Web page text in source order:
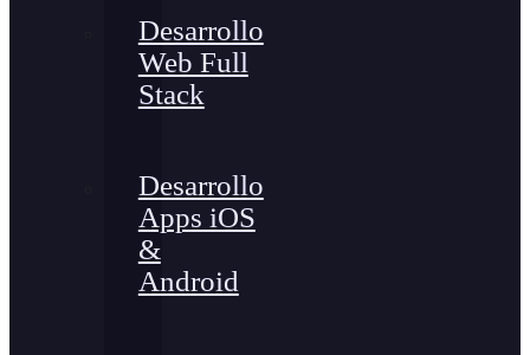
Desarrollo
Web Full
Stack
Desarrollo
Apps iOS
&
Android